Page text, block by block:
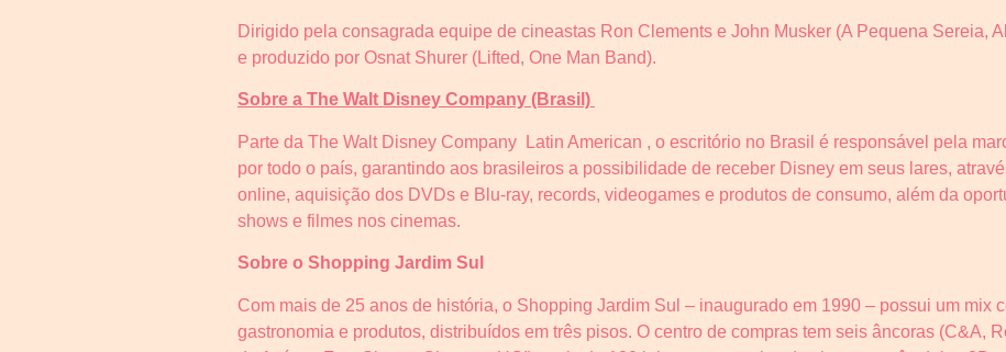
Dirigido pela consagrada equipe de cineastas Ron Clements e John Musker (A Pequena Sereia,
e produzido por Osnat Shurer (Lifted, One Man Band).
Sobre a The Walt Disney Company (Brasil)
Parte da The Walt Disney Company Latin American , o escritório no Brasil é responsável pela
por todo o país, garantindo aos brasileiros a possibilidade de receber Disney em seus lares,
online, aquisição dos DVDs e Blu-ray, records, videogames e produtos de consumo, além da
shows e filmes nos cinemas.
Sobre o Shopping Jardim Sul
Com mais de 25 anos de história, o Shopping Jardim Sul – inaugurado em 1990 – possui um mix
gastronomia e produtos, distribuídos em três pisos. O centro de compras tem seis âncoras (C&A,